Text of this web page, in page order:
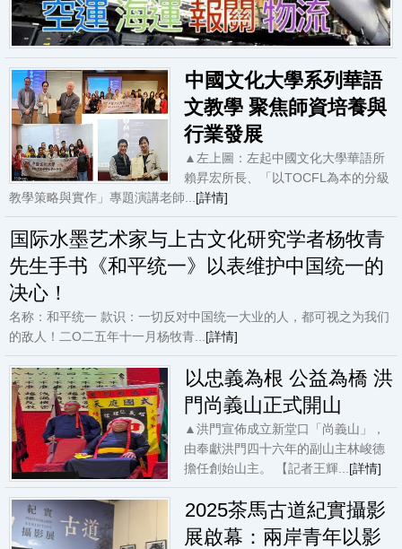
中國文化大學系列華語
文教學 聚焦師資培養與
行業發展
▲左上圖：左起中國文化大學華語所
賴昇宏所長、「以TOCFL為本的分級
教學策略與實作」專題演講老師... [詳情]
国际水墨艺术家与上古文化研究学者杨牧青
先生手书《和平统一》以表维护中国统一的
决心！
名称：和平统一 款识：一切反对中国统一大业的人，都可视之为我们
的敌人！二O二五年十一月杨牧青... [詳情]
以忠義為根 公益為橋 洪
門尚義山正式開山
▲洪門宣佈成立新堂口「尚義山」，
由奉獻洪門四十六年的副山主林峻德
擔任創始山主。 【記者王輝... [詳情]
2025茶馬古道紀實攝影
展啟幕：兩岸青年以影